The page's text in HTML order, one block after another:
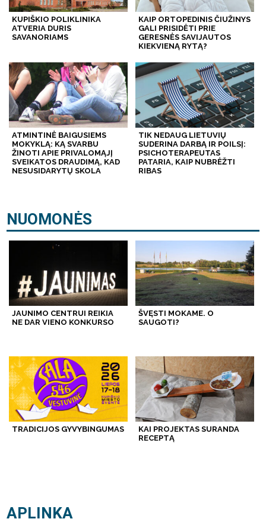
KUPIŠKIO POLIKLINIKA
ATVERIA DURIS
SAVANORIAMS
KAIP ORTOPEDINIS ČIUŽINYS
GALI PRISIDĖTI PRIE
GERESNĖS SAVIJAUTOS
KIEKVIENĄ RYTĄ?
ATMINTINĖ BAIGUSIEMS
MOKYKLĄ: KĄ SVARBU
ŽINOTI APIE PRIVALOMĄJĮ
SVEIKATOS DRAUDIMĄ, KAD
NESUSIDARYTŲ SKOLA
TIK NEDAUG LIETUVIŲ
SUDERINA DARBĄ IR POILSĮ:
PSICHOTERAPEUTAS
PATARIA, KAIP NUBRĖŽTI
RIBAS
NUOMONĖS
JAUNIMO CENTRUI REIKIA
NE DAR VIENO KONKURSO
ŠVĘSTI MOKAME. O
SAUGOTI?
TRADICIJOS GYVYBINGUMAS
KAI PROJEKTAS SURANDA
RECEPTĄ
APLINKA